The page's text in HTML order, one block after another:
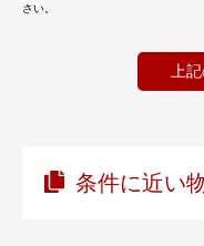
さい。
条件に近い